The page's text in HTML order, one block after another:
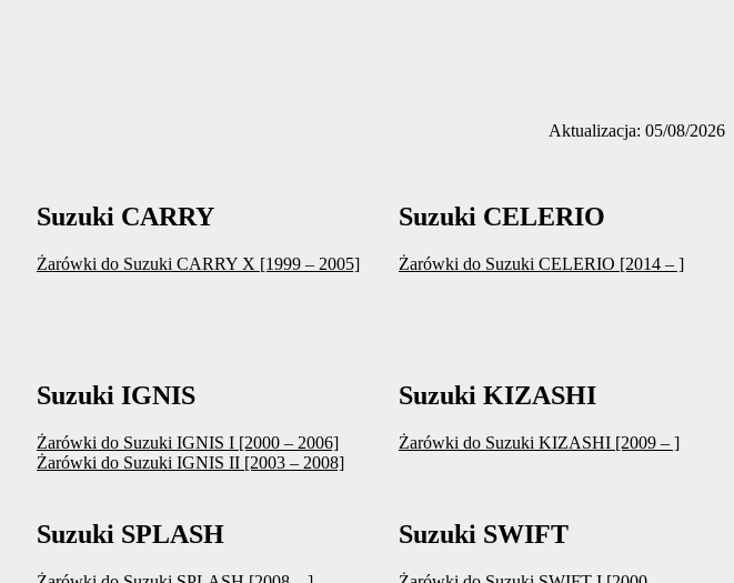
Aktualizacja: 05/08/2026
Suzuki CARRY
Żarówki do Suzuki CARRY X [1999 – 2005]
Suzuki CELERIO
Żarówki do Suzuki CELERIO [2014 – ]
Suzuki IGNIS
Żarówki do Suzuki IGNIS I [2000 – 2006]
Żarówki do Suzuki IGNIS II [2003 – 2008]
Suzuki KIZASHI
Żarówki do Suzuki KIZASHI [2009 – ]
Suzuki SPLASH Suzuki SWIFT